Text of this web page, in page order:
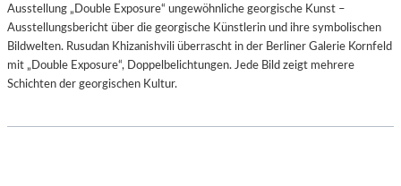
Ausstellung „Double Exposure“ ungewöhnliche georgische Kunst –
Ausstellungsbericht über die georgische Künstlerin und ihre symbolischen
Bildwelten. Rusudan Khizanishvili überrascht in der Berliner Galerie Kornfeld
mit „Double Exposure“, Doppelbelichtungen. Jede Bild zeigt mehrere
Schichten der georgischen Kultur.